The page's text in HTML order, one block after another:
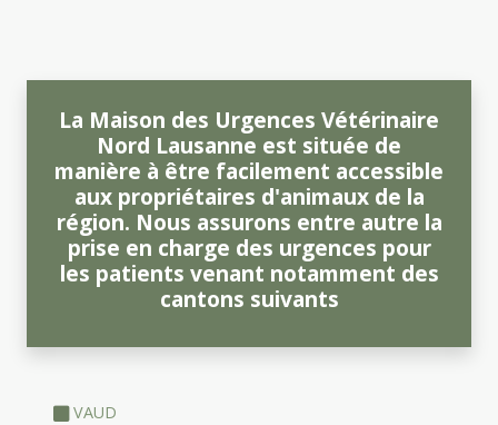
La Maison des Urgences Vétérinaire
Nord Lausanne est située de
manière à être facilement accessible
aux propriétaires d'animaux de la
région. Nous assurons entre autre la
prise en charge des urgences pour
les patients venant notamment des
cantons suivants
VAUD